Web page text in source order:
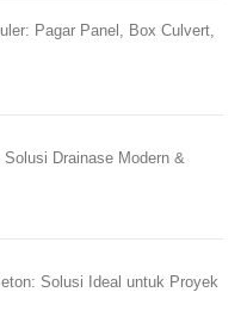
Pagar Panel, Box Culvert,
Drainase Modern &
Solusi Ideal untuk Proyek